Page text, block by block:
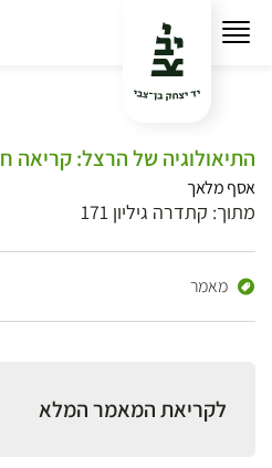
התיאולוגיה של הרצל: קריאה
אסף מלאך
מתוך: קתדרה גיליון 171
מאמר
לקריאת המאמר המלא